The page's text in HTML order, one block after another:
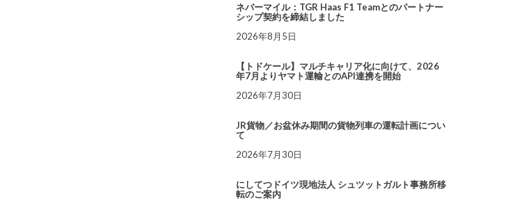
ネバーマイル：TGR Haas F1 Teamとのパートナー
シップ契約を締結しました
2026年8月5日
【トドケール】マルチキャリア化に向けて、2026
年7月よりヤマト運輸とのAPI連携を開始
2026年7月30日
JR貨物／お盆休み期間の貨物列車の運転計画につい
て
2026年7月30日
にしてつドイツ現地法人 シュツットガルト事務所移
転のご案内